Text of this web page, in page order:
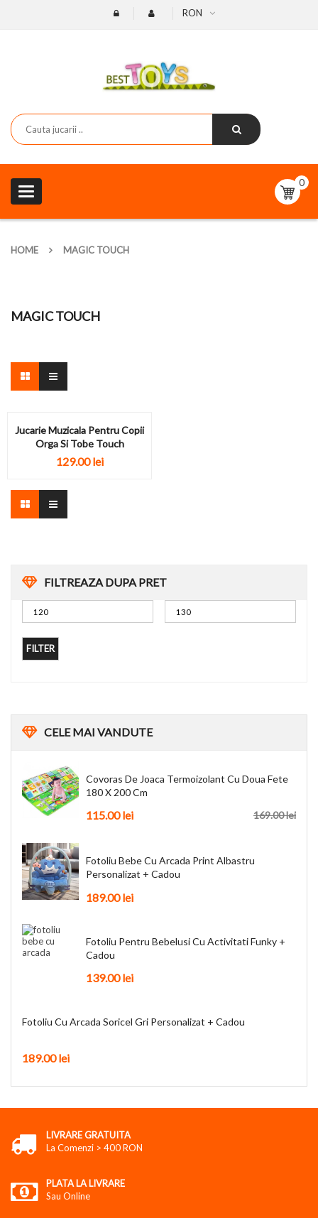
RON
Toggle
navigation
0
HOME MAGIC TOUCH
FILTREAZA DUPA PRET
FILTER
CELEMAI VANDUTE
Covoras De Joaca Termoizolant Cu Doua Fete
180 X 200 Cm
169.00lei
115.00lei
Fotoliu Bebe Cu Arcada Print Albastru
Personalizat + Cadou
189.00lei
Fotoliu Pentru Bebelusi Cu Activitati Funky +
Cadou
139.00lei
Fotoliu Cu Arcada Soricel Gri Personalizat + Cadou
189.00lei
MAGIC TOUCH
Jucarie Muzicala Pentru Copii
Orga Si Tobe Touch
129.00lei
LIVRARE GRATUITA
La Comenzi > 400 RON
PLATA LA LIVRARE
Sau Online